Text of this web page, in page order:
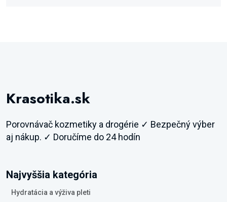
Krasotika.sk
Porovnávač kozmetiky a drogérie ✓ Bezpečný výber
aj nákup. ✓ Doručíme do 24 hodín
Najvyššia kategória
Hydratácia a výživa pleti